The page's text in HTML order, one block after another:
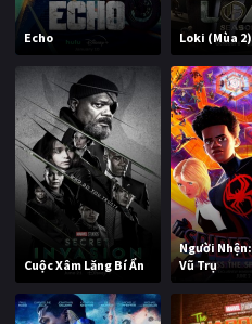
Echo Loki (Mùa 2)
Cuộc Xâm Lăng Bí Ẩn
Người
Vũ Trụ